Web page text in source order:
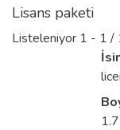
Lisans paketi
Listeleniyor 1 - 1 /